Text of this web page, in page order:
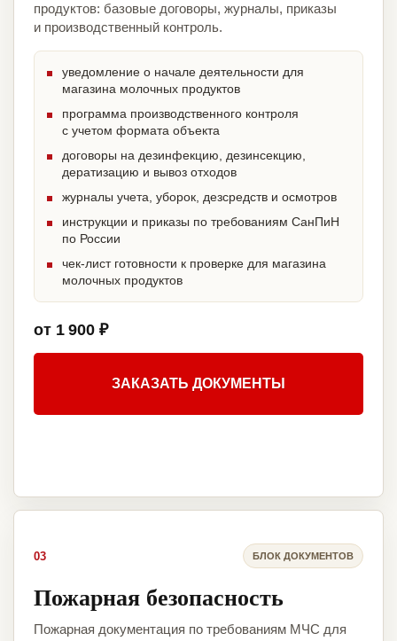
продуктов: базовые договоры, журналы, приказы
и производственный контроль.
уведомление о начале деятельности для
магазина молочных продуктов
программа производственного контроля
с учетом формата объекта
договоры на дезинфекцию, дезинсекцию,
дератизацию и вывоз отходов
журналы учета, уборок, дезсредств и осмотров
инструкции и приказы по требованиям СанПиН
по России
чек-лист готовности к проверке для магазина
молочных продуктов
от 1 900 ₽
ЗАКАЗАТЬ ДОКУМЕНТЫ
03 БЛОК ДОКУМЕНТОВ
Пожарная безопасность
Пожарная документация по требованиям МЧС для